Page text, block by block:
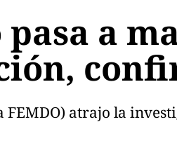
a
atrajo la